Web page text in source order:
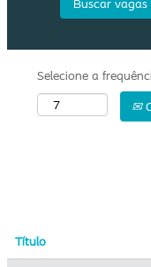
Selecione a
Título